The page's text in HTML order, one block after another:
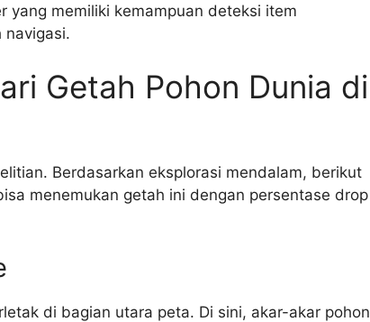
yang memiliki kemampuan deteksi item
navigasi.
Getah Pohon Dunia di
Berdasarkan eksplorasi mendalam, berikut
menemukan getah ini dengan persentase drop
di bagian utara peta. Di sini, akar-akar pohon